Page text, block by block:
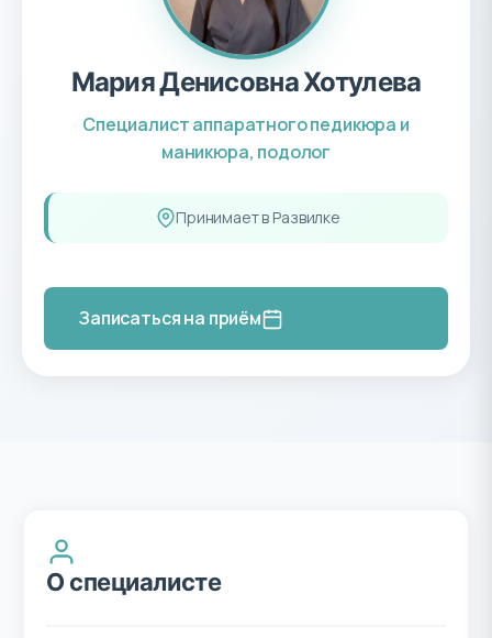
Мария Денисовна Хотулева
Специалист аппаратного педикюра и
маникюра, подолог
Принимает в Развилке
Записаться на приём
О специалисте